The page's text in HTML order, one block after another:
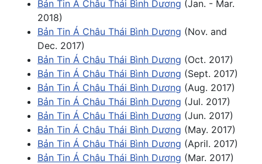
Bản Tin Á Châu Thái Bình Dương (Jan. - Mar.
2018)
Bản Tin Á Châu Thái Bình Dương (Nov. and
Dec. 2017)
Bản Tin Á Châu Thái Bình Dương (Oct. 2017)
Bản Tin Á Châu Thái Bình Dương (Sept. 2017)
Bản Tin Á Châu Thái Bình Dương (Aug. 2017)
Bản Tin Á Châu Thái Bình Dương (Jul. 2017)
Bản Tin Á Châu Thái Bình Dương (Jun. 2017)
Bản Tin Á Châu Thái Bình Dương (May. 2017)
Bản Tin Á Châu Thái Bình Dương (April. 2017)
Bản Tin Á Châu Thái Bình Dương (Mar. 2017)